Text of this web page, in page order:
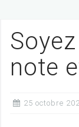
note
25 octobre